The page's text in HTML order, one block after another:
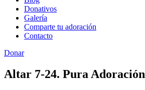
Donativos
Galería
Comparte tu adoración
Contacto
Donar
Altar 7-24. Pura Adoración